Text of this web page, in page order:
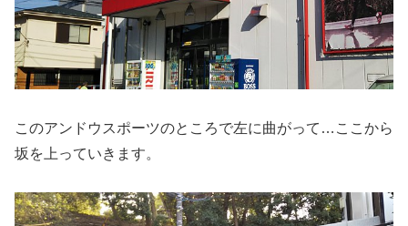
このアンドウスポーツのところで左に曲がって…ここから
坂を上っていきます。